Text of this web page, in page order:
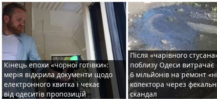
Кінець епохи «чорної готівки»:
мерія відкрила документи щодо
електронного квитка і чекає
від одеситів пропозицій
Після «чарівного
поблизу Одеси витрачає
6 мільйонів на ремонт
колектора через
скандал